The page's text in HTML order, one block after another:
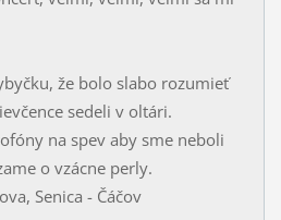
že bolo slabo rozumieť
sedeli v oltári.
na spev aby sme neboli
o vzácne perly.
Senica - Čáčov